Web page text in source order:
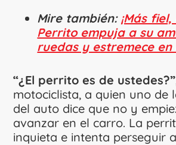
Mire también: ¡Más
Perrito empuja a su
ruedas y estremece en
“¿El perrito es de ustedes?”
motociclista, a quien uno de
del auto dice que no y
avanzar en el carro. La
inquieta e intenta perseguir